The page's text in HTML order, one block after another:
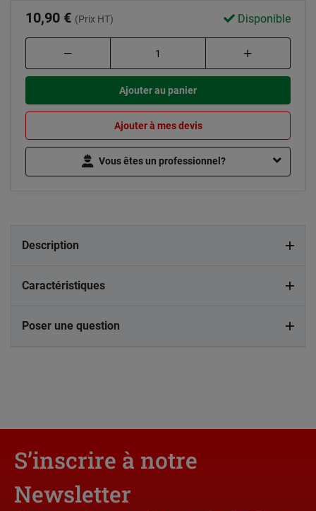
10,90 € (Prix HT) Disponible
Ajouter au panier
Ajouter à mes devis
Vous êtes un professionnel?
Description
Caractéristiques
Poser une question
S’inscrire à notre
Newsletter